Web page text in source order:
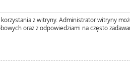
z witryny. Administrator witryny
oraz z odpowiedziami na często